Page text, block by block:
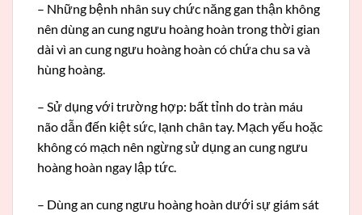
– Những bệnh nhân suy chức năng gan thận không
nên dùng an cung ngưu hoàng hoàn trong thời gian
dài vì an cung ngưu hoàng hoàn có chứa chu sa và
hùng hoàng.
– Sử dụng với trường hợp: bất tỉnh do tràn máu
não dẫn đến kiệt sức, lạnh chân tay. Mạch yếu hoặc
không có mạch nên ngừng sử dụng an cung ngưu
hoàng hoàn ngay lập tức.
– Dùng an cung ngưu hoàng hoàn dưới sự giám sát